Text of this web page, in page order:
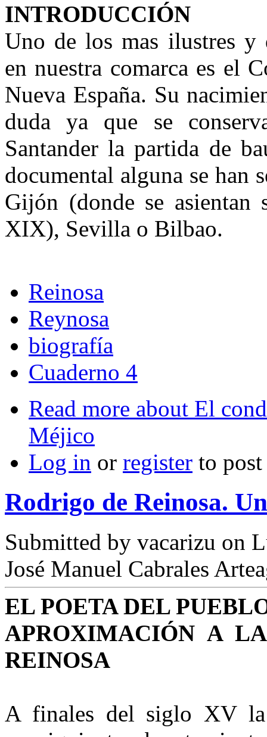
INTRODUCCIÓN
Uno de los mas ilustres y
en nuestra comarca es el
Nueva España. Su
duda ya que se
Santander la partida de
documental alguna se han
Gijón (donde se asientan
XIX), Sevilla o Bilbao.
Reinosa
Reynosa
biografía
Cuaderno 4
Read more about El
Méjico
Log in or register to
Rodrigo de Reinosa.
Submitted by vacarizu on
José Manuel Cabrales
EL POETA DEL
APROXIMACIÓN A
REINOSA
A finales del siglo XV